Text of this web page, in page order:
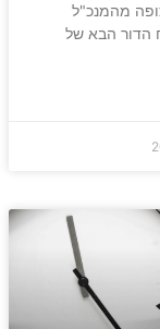
מהמנכ"ל
הדור הבא של